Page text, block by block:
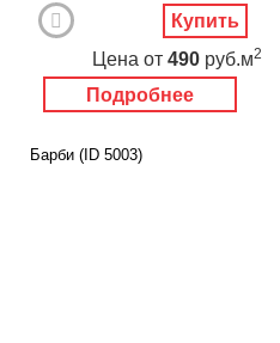
Подробнее
Цена от 490 руб.м2
Купить
Барби (ID 5003)